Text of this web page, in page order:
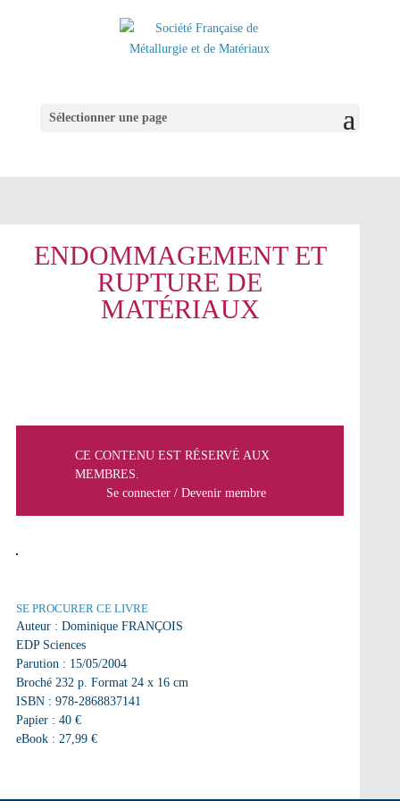
Sélectionner une page
ENDOMMAGEMENT ET
RUPTURE DE
MATÉRIAUX
CE CONTENU EST RÉSERVÉ AUX
MEMBRES.
Se connecter/ Devenir membre
SE PROCURER CE LIVRE
Auteur : Dominique FRANÇOIS
EDP Sciences
Parution : 15/05/2004
Broché 232 p. Format 24 x 16 cm
ISBN : 978-2868837141
Papier : 40 €
eBook : 27,99 €